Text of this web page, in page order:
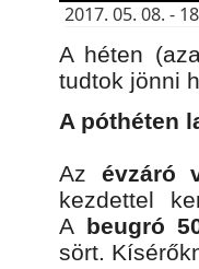
2017. 05. 08. -
A héten
tudtok jönni
A póthéten
Az évzáró
kezdettel
A beugró
sört.